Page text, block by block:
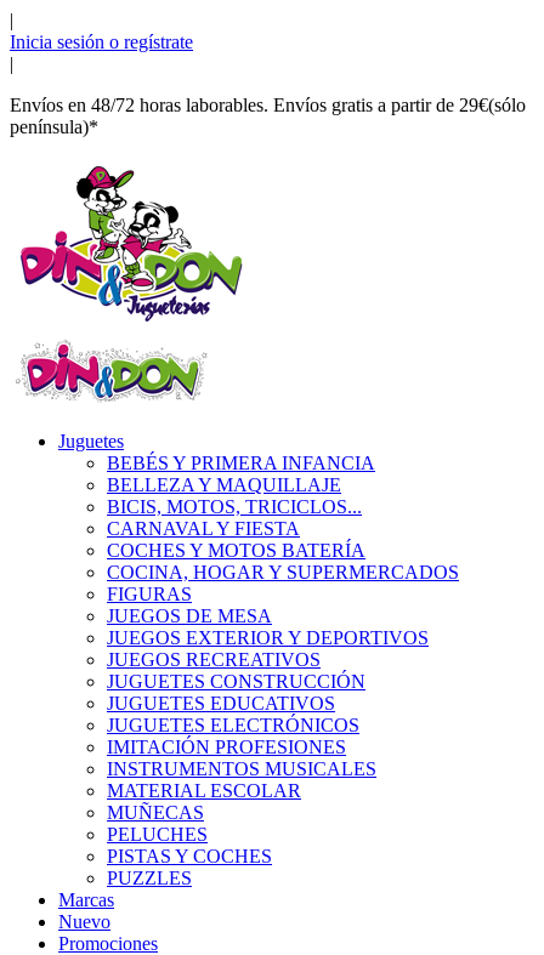
|
Inicia sesión o regístrate
|
Envíos en 48/72 horas laborables. Envíos gratis a partir de 29€(sólo
península)*
Juguetes
BEBÉS Y PRIMERA INFANCIA
BELLEZA Y MAQUILLAJE
BICIS, MOTOS, TRICICLOS...
CARNAVAL Y FIESTA
COCHES Y MOTOS BATERÍA
COCINA, HOGAR Y SUPERMERCADOS
FIGURAS
JUEGOS DE MESA
JUEGOS EXTERIOR Y DEPORTIVOS
JUEGOS RECREATIVOS
JUGUETES CONSTRUCCIÓN
JUGUETES EDUCATIVOS
JUGUETES ELECTRÓNICOS
IMITACIÓN PROFESIONES
INSTRUMENTOS MUSICALES
MATERIAL ESCOLAR
MUÑECAS
PELUCHES
PISTAS Y COCHES
PUZZLES
Marcas
Nuevo
Promociones